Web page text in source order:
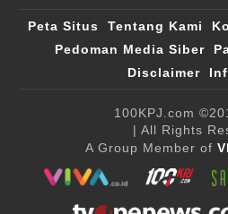
Peta Situs Tentang Kami
Pedoman Media Siber
Disclaimer
100KPJ.com
| All Rights
A Group Member of